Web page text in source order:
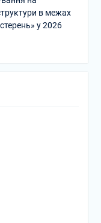
в межах
у 2026